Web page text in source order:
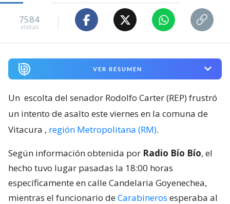
7584
visitas
VER RESUMEN
Un escolta del senador Rodolfo Carter (REP) frustró
un intento de asalto este viernes en la comuna de
Vitacura , región Metropolitana (RM).
Según información obtenida por Radio Bío Bío, el
hecho tuvo lugar pasadas la 18:00 horas
específicamente en calle Candelaria Goyenechea,
mientras el funcionario deCarabineros esperaba al